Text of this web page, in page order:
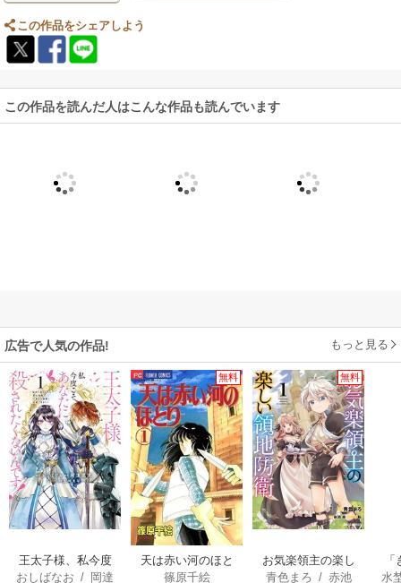
この作品をシェアしよう
この作品を読んだ人はこんな作品も読んでいます
広告で人気の作品! もっと見る
王太子様、私今度
こそあなたに殺さ
おしばなお / 岡達
無料
天は赤い河のほと
り
篠原千絵
無料
お気楽領主の楽し
い領地防衛
青色まろ / 赤池
は
水